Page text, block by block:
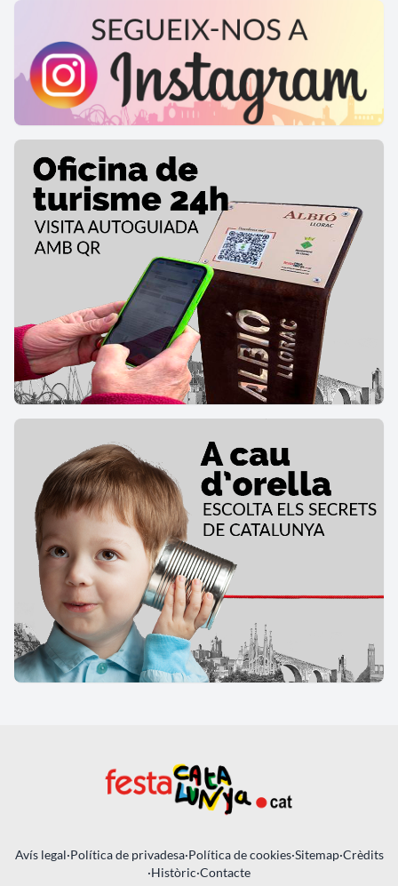
Avís legal·Política de privadesa·Política de cookies·Sitemap·Crèdits
·Històric·Contacte